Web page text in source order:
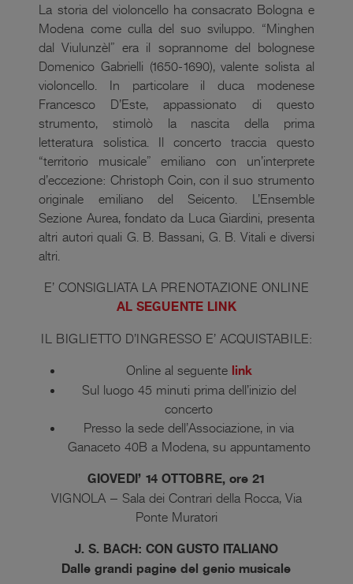
La storia del violoncello ha consacrato Bologna e
Modena come culla del suo sviluppo. “Minghen
dal Viulunzèl” era il soprannome del bolognese
Domenico Gabrielli (1650-1690), valente solista al
violoncello. In particolare il duca modenese
Francesco D’Este, appassionato di questo
strumento, stimolò la nascita della prima
letteratura solistica. Il concerto traccia questo
“territorio musicale” emiliano con un’interprete
d’eccezione: Christoph Coin, con il suo strumento
originale emiliano del Seicento. L’Ensemble
Sezione Aurea, fondato da Luca Giardini, presenta
altri autori quali G. B. Bassani, G. B. Vitali e diversi
altri.
E’ CONSIGLIATA LA PRENOTAZIONE ONLINE
AL SEGUENTE LINK
IL BIGLIETTO D’INGRESSO E’ ACQUISTABILE:
Online al seguente link
Sul luogo 45 minuti prima dell’inizio del
concerto
Presso la sede dell’Associazione, in via
Ganaceto 40B a Modena, su appuntamento
GIOVEDI’ 14 OTTOBRE, ore 21
VIGNOLA – Sala dei Contrari della Rocca, Via
Ponte Muratori
J. S. BACH: CON GUSTO ITALIANO
Dalle grandi pagine del genio musicale